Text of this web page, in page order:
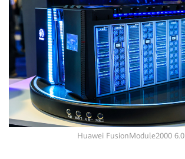
Huawei FusionModule2000 6.0